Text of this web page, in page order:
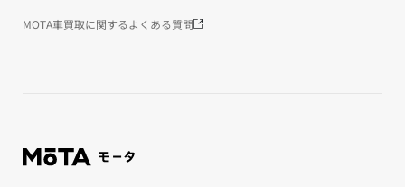
MOTA車買取に関するよくある質問